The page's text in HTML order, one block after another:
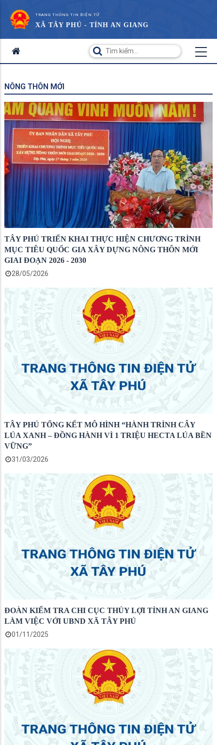
TRANG THÔNG TIN ĐIỆN TỬ
XÃ TÂY PHÚ - TỈNH AN GIANG
NÔNG THÔN MỚI
TÂY PHÚ TRIỂN KHAI THỰC HIỆN CHƯƠNG TRÌNH
MỤC TIÊU QUỐC GIA XÂY DỰNG NÔNG THÔN MỚI
GIAI ĐOẠN 2026 - 2030
28/05/2026
TÂY PHÚ TỔNG KẾT MÔ HÌNH “HÀNH TRÌNH CÂY
LÚA XANH – ĐỒNG HÀNH VÌ 1 TRIỆU HECTA LÚA BỀN
VỮNG”
31/03/2026
ĐOÀN KIỂM TRA CHI CỤC THỦY LỢI TỈNH AN GIANG
LÀM VIỆC VỚI UBND XÃ TÂY PHÚ
01/11/2025